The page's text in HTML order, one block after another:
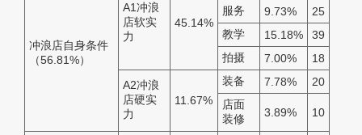
冲浪店自身条件
（56.81%）
A1冲浪
店软实
力
45.14%
服务
9.73%
25
教学
15.18%
39
拍摄
7.00% 18
A2冲浪
店硬实
力
11.67%
装备 7.78%
20
店面
装修
3.89% 10